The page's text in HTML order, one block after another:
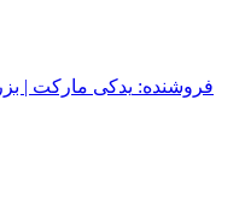
فروشنده: یدکی مارکت |